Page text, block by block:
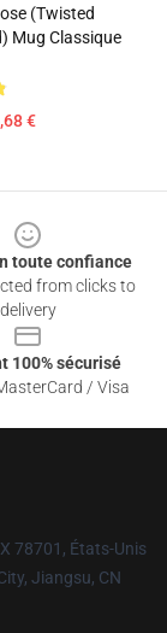
(Twisted
Mug Classique
€
toute confiance
from clicks to
delivery
100% sécurisé
/ Visa
78701, États-Unis
Jiangsu, CN